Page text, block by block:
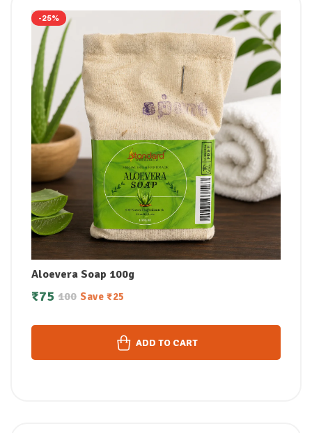
-25%
Aloevera Soap 100g
100
₹75 Save ₹25
ADD TO CART